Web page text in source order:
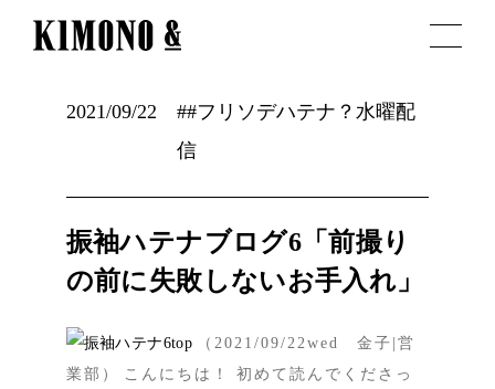
2021/09/22
##フリソデハテナ？水曜配
信
振袖ハテナブログ6「前撮り
の前に失敗しないお手入れ」
（2021/09/22wed 金子|営
業部）
こんにちは！ 初めて読んでくださっ